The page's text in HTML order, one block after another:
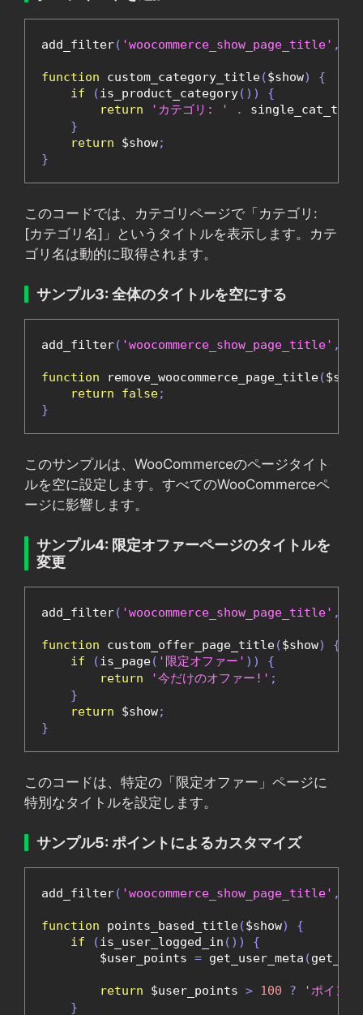
add_filter( 'woocommerce_show_page_title' ,
function custom_category_title($show)
{
if
(is_product_category())
{
return
'カテゴリ: ' .
}
return $show;
}
このコードでは、カテゴリページで「カテゴリ:
[カテゴリ名]」というタイトルを表示します。カテ
ゴリ名は動的に取得されます。
サンプル3: 全体のタイトルを空にする
add_filter( 'woocommerce_show_page_title' ,
function remove_woocommerce_page_title($show
return
false;
}
このサンプルは、WooCommerceのページタイト
ルを空に設定します。すべてのWooCommerceペ
ージに影響します。
サンプル4: 限定オファーページのタイトルを
変更
add_filter( 'woocommerce_show_page_title' ,
function custom_offer_page_title($show)
{
if
(is_page( '限定オファー' ))
{
return
'今だけのオファー!' ;
}
return $show;
}
このコードは、特定の「限定オファー」ページに
特別なタイトルを設定します。
サンプル5: ポイントによるカスタマイズ
add_filter( 'woocommerce_show_page_title' ,
function points_based_title($show)
{
if
(is_user_logged_in ())
{
        $user_points
= get_user_meta (
return $user_points > 100 ?
'ポイン
}